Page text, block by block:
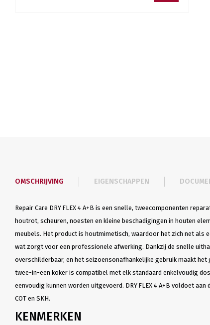
OMSCHRIJVING EIGENSCHAPPEN
Repair Care DRY FLEX 4 A+B is een snelle, tweecomponenten
houtrot, scheuren, noesten en kleine beschadigingen in houten
meubels. Het product is houtmimetisch, waardoor het zich net als
wat zorgt voor een professionele afwerking. Dankzij de snelle
overschilderbaar, en het seizoensonafhankelijke gebruik maakt
twee-in-een koker is compatibel met elk standaard enkelvoudig
eenvoudig kunnen worden uitgevoerd. DRY FLEX 4 A+B voldoet
COT en SKH.
KENMERKEN